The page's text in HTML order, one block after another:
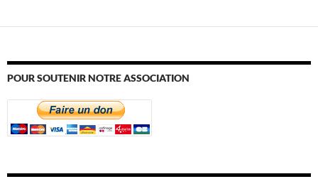
POUR SOUTENIR NOTRE ASSOCIATION